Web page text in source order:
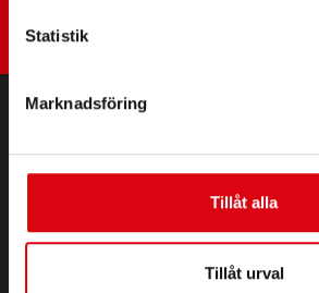
Statistik
Marknadsföring
Tillåt alla
Tillåt urval
PRODUKTER
Start och elektriska batterier
Tillbehör för personbilar och nyttofordon
(Semi) Traction & Standby